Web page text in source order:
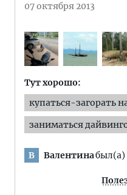
07 октября 2013
Тут хорошо:
купаться-загорать
заниматься
В Валентинабыл(а)